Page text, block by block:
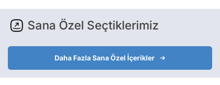
Sana Özel Seçtiklerimiz
Daha Fazla Sana Özel İçerikler